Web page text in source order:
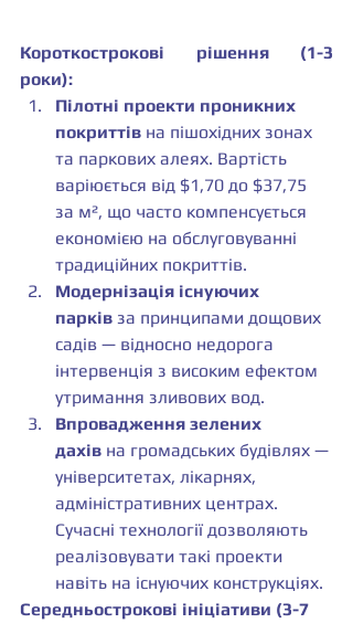
Короткострокові рішення (1-3
роки):
Пілотні проекти проникних
покриттів на пішохідних зонах
та паркових алеях. Вартість
варіюється від $1,70 до $37,75
за м², що часто компенсується
економією на обслуговуванні
традиційних покриттів.
Модернізація існуючих
парків за принципами дощових
садів — відносно недорога
інтервенція з високим ефектом
утримання зливових вод.
Впровадження зелених
дахів на громадських будівлях —
університетах, лікарнях,
адміністративних центрах.
Сучасні технології дозволяють
реалізовувати такі проекти
навіть на існуючих конструкціях.
Середньострокові ініціативи (3-7